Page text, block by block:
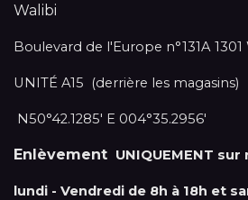
Walibi
Boulevard de l'Europe n°131A 1301
UNITÉ A15 (derrière les magasins)
N50°42.1285' E 004°35.2956'
Enlèvement UNIQUEMENT
lundi - Vendredi de 8h à 18h et